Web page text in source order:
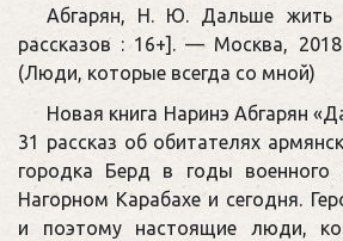
Абгарян, Н. Ю. Дальше жить
рассказов : 16+]. — Москва,
(Люди, которые всегда со мной)
Новая книга Наринэ Абгарян
31 рассказ об обитателях
городка Берд в годы военного
Нагорном Карабахе и сегодня.
и поэтому настоящие люди,